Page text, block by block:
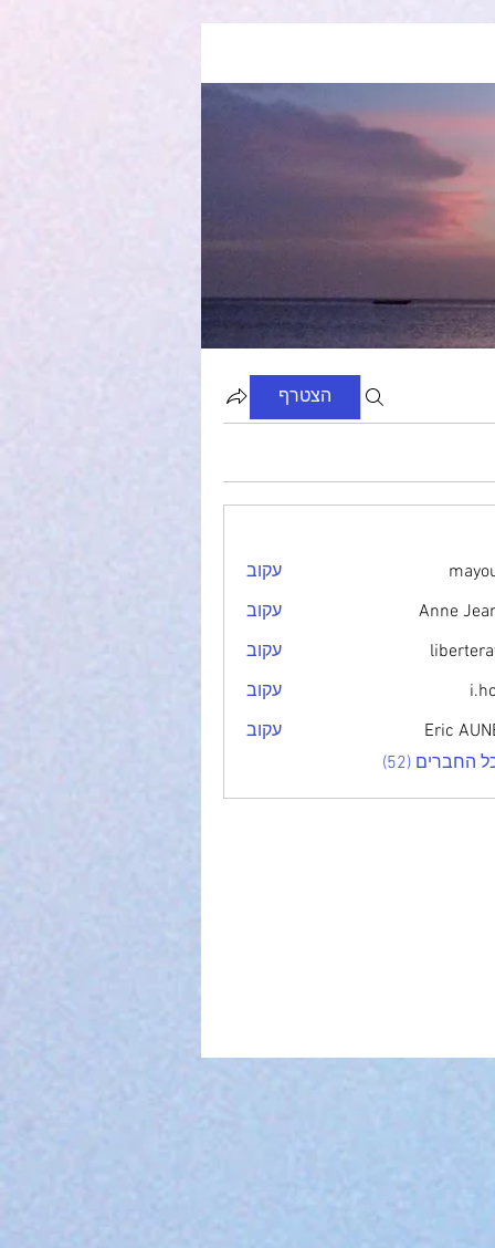
הצטרף
עקוב
Anne
עקוב
עקוב
עקוב
Eric
Eric
עקוב
החברים (52)